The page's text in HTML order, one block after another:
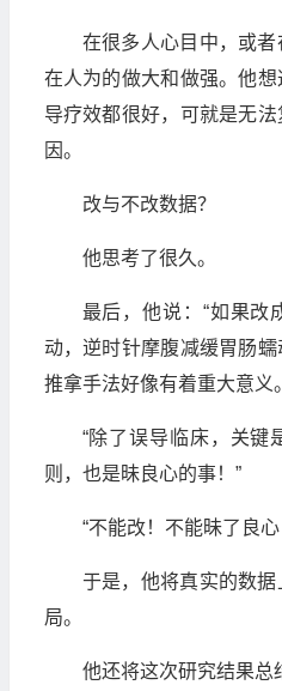
在很多人心目中，或
在人为的做大和做强。他
导疗效都很好，可就是无
因。
改与不改数据？
他思考了很久。
最后，他说：“如果改
动，逆时针摩腹减缓胃肠
推拿手法好像有着重大意义
“除了误导临床，关键
则，也是昧良心的事！”
“不能改！不能昧了良心
于是，他将真实的数
局。
他还将这次研究结果总